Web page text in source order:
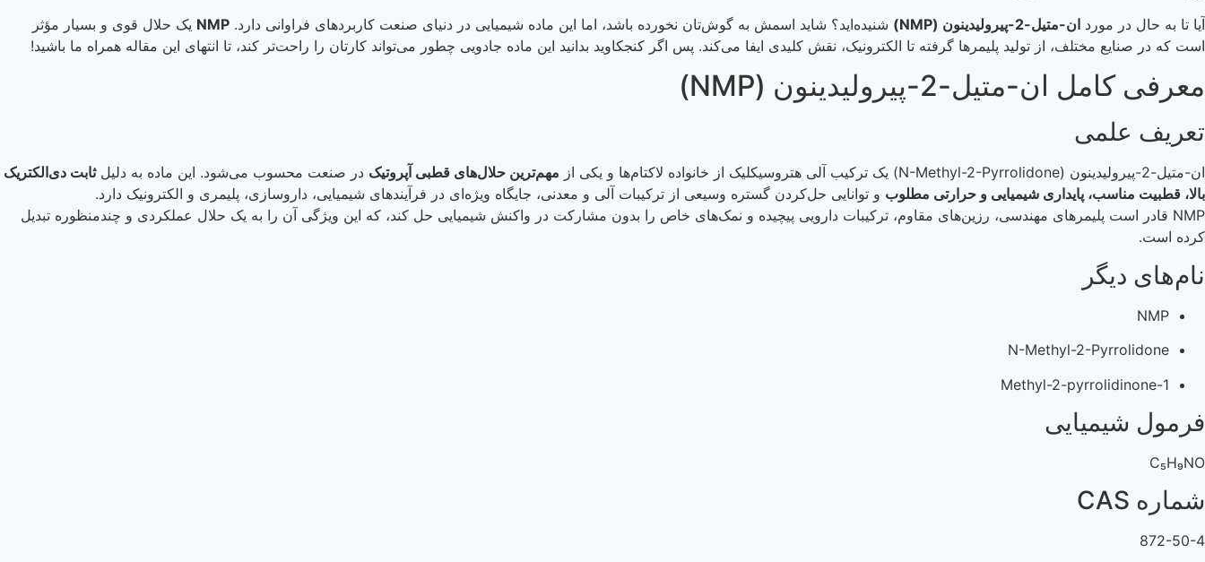
آیا تا به حال در مورد ان-متیل-2-پیرولیدینون (NMP) شنیده‌اید؟ شاید اسمش به گوش‌تان نخورده باشد، اما این ماده شیمیایی در دنیای صنعت کاربردهای فراوانی دارد. NMP یک حلال قوی و بسیار مؤثر
است که در صنایع مختلف، از تولید پلیمرها گرفته تا الکترونیک، نقش کلیدی ایفا می‌کند. پس اگر کنجکاوید بدانید این ماده جادویی چطور می‌تواند کارتان را راحت‌تر کند، تا انتهای این مقاله همراه ما باشید!
معرفی کامل ان-متیل-2-پیرولیدینون (NMP)
تعریف علمی
ان-متیل-2-پیرولیدینون (N-Methyl-2-Pyrrolidone) یک ترکیب آلی هتروسیکلیک از خانواده لاکتام‌ها و یکی از مهم‌ترین حلال‌های قطبی آپروتیک در صنعت محسوب می‌شود. این ماده به دلیلثابت دی‌الکتریک
بالا، قطبیت مناسب، پایداری شیمیایی و حرارتی مطلوب و توانایی حل‌کردن گستره وسیعی از ترکیبات آلی و معدنی، جایگاه ویژه‌ای در فرآیندهای شیمیایی، داروسازی، پلیمری و الکترونیک دارد.
NMP قادر است پلیمرهای مهندسی، رزین‌های مقاوم، ترکیبات دارویی پیچیده و نمک‌های خاص را بدون مشارکت در واکنش شیمیایی حل کند، که این ویژگی آن را به یک حلال عملکردی و چندمنظوره تبدیل
کرده است.
نام‌های دیگر
NMP
N-Methyl-2-Pyrrolidone
1-Methyl-2-pyrrolidinone
فرمول شیمیایی
C₅H₉NO
شماره CAS
872-50-4